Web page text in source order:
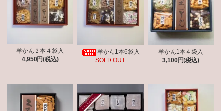
羊かん２本４袋入
4,950円(税込)
羊かん1本6袋入
SOLD OUT
羊かん1本４袋入
3,100円(税込)